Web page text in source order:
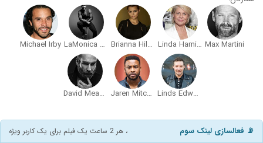
Max Martini
Linda Hamilton
Brianna Hildebrand
LaMonica Garrett
Michael Irby
Linds Edwards
Jaren Mitchell
David Meadows
📡 فعالسازی لینک سوم ، هر 2 ساعت یک فیلم برای یک کاربر ویژه